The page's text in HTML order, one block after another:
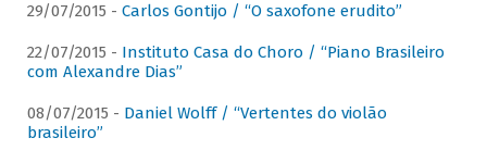
29/07/2015 - Carlos Gontijo / “O saxofone erudito”
22/07/2015 - Instituto Casa do Choro / “Piano Brasileiro
com Alexandre Dias”
08/07/2015 - Daniel Wolff / “Vertentes do violão
brasileiro”